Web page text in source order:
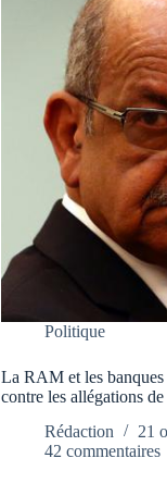
Politique
La RAM et les banques
contre les allégations
Rédaction
21
42 commentaires